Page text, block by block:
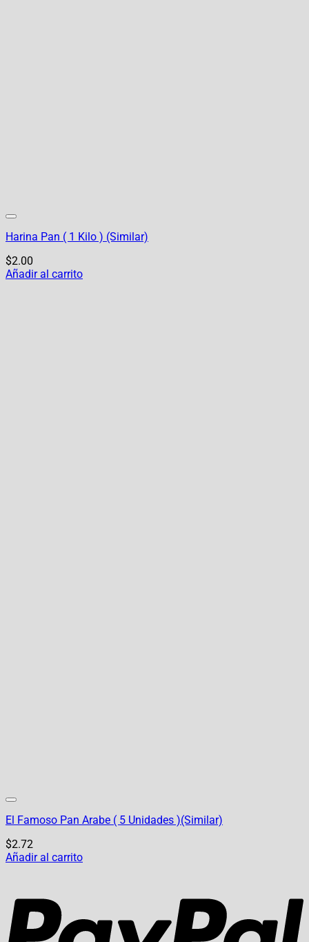
Harina Pan ( 1 Kilo ) (Similar)
$2.00
Añadir al carrito
El Famoso Pan Arabe ( 5 Unidades )(Similar)
$2.72
Añadir al carrito